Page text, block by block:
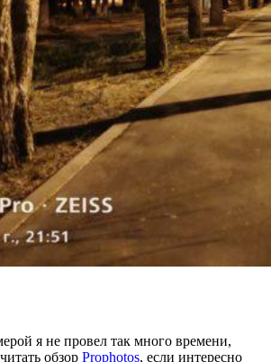
я не провел так много времени,
обзор Prophotos, если интересно